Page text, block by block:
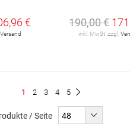
€
Versand
190,00 €
inkl. MwSt. zzgl.
Du
1 Seite
2 Seite
3 Seite
4 Seite
5
/ Seite